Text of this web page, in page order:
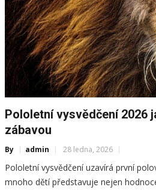
Pololetní vysvědčení 2026
zábavou
By admin 28 ledna, 2026
Pololetní vysvědčení uzavírá první
mnoho dětí představuje nejen